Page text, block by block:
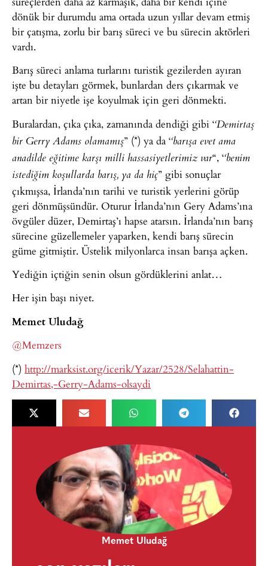
dönük bir durumdu ama ortada uzun yıllar devam etmiş
bir çatışma, zorlu bir barış süreci ve bu sürecin aktörleri
vardı.
Barış süreci anlama turlarını turistik gezilerden ayıran
işte bu detayları görmek, bunlardan ders çıkarmak ve
artan bir niyetle işe koyulmak için geri dönmekti.
Buralardan, çıka çıka, zamanında dendiği gibi ‘‘Demirtaş
bir Gerry Adams olamamış” (*) ya da ‘‘barışa evet ama
anadilde eğitime karşı milli hassasiyetlerimiz var“, ‘‘benim
istediğim koşullarda barış, ya da hiç” gibi sonuçlar
çıkmışsa, İrlanda’nın tarihi ve turistik yerlerini görüp
geri dönmüşsündür. Oturur İrlanda’nın Gery Adams’ına
övgüler düzer, Demirtaş’ı hapse atarsın. İrlanda’nın barış
sürecine güzellemeler yaparken, kendi barış sürecin
güme gitmiştir. Üstelik milyonlarca insan barışa açken.
Yediğin içtiğin senin olsun gördüklerini anlat…
Her işin başı niyet.
Memet Uludağ
@Memzers
(*) http://marksist.org/icerik/Yazar/2528/Selahattin-
Demirtas,-Gerry-Adams-olsaydi
Memet Uludağ